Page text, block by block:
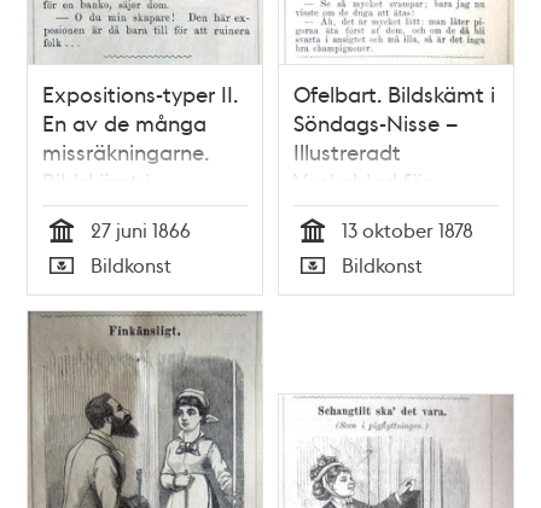
Expositions-typer II.
En av de många
missräkningarne.
Bildskämt i
Söndags-Nisse –
Illustreradt
Veckoblad för
Skämt, Humor och
Satir, nr 26, den 27
juni 1866
Tid
27 juni 1866
Typ
Bildkonst
Ofelbart. Bildskämt i
Söndags-Nisse –
Illustreradt
Veckoblad för
Skämt, Humor och
Satir, nr 41, den 13
oktober 1878
Tid
13 oktober 1878
Typ
Bildkonst